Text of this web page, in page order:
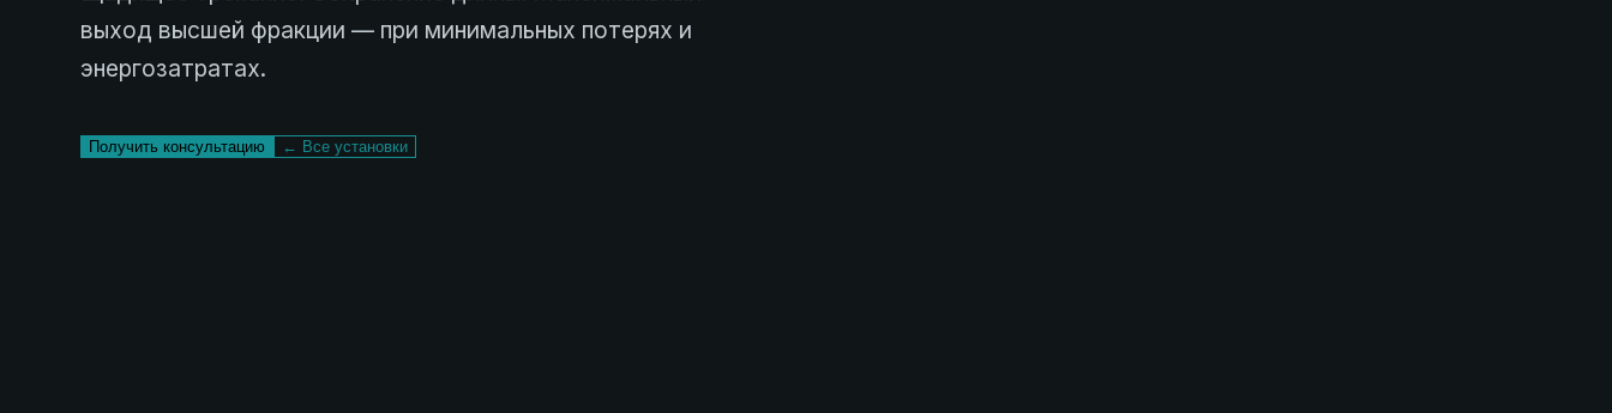
выход высшей фракции — при минимальных потерях и
энергозатратах.
Получить консультацию ← Все установки